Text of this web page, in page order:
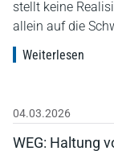
stellt keine
allein auf die
Weiterlesen
04.03.2026
WEG: Haltung